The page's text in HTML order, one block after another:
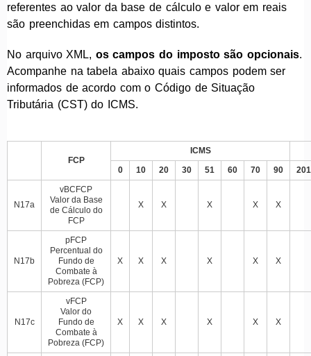
referentes ao valor da base de cálculo e valor em reais
são preenchidas em campos distintos.
No arquivo XML, os campos do imposto são opcionais.
Acompanhe na tabela abaixo quais campos podem ser
informados de acordo com o Código de Situação
Tributária (CST) do ICMS.
FCP
ICMS
0
10 20 30 51 60 70 90 201
N17a
vBCFCP
Valor da Base
de Cálculo do
FCP
X X X X X
N17b
pFCP
Percentual do
Fundo de
Combate à
Pobreza (FCP)
X X X X X X
N17c
vFCP
Valor do
Fundo de
Combate à
Pobreza (FCP)
X X X X X X